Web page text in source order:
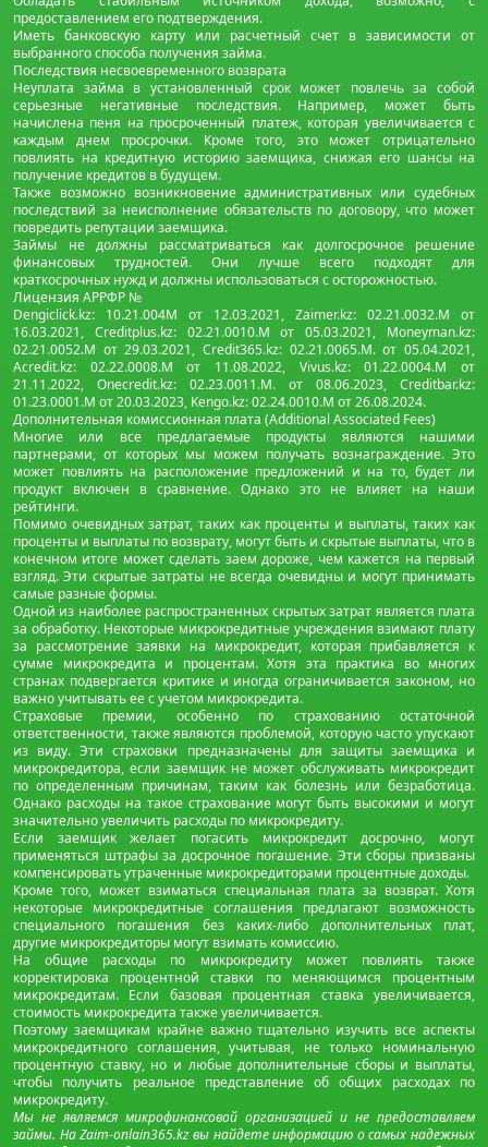
предоставлением его подтверждения.
Иметь банковскую карту или расчетный счет в зависимости от
выбранного способа получения займа.
Последствия несвоевременного возврата
Неуплата займа в установленный срок может повлечь за собой
серьезные негативные последствия. Например, может быть
начислена пеня на просроченный платеж, которая увеличивается с
каждым днем просрочки. Кроме того, это может отрицательно
повлиять на кредитную историю заемщика, снижая его шансы на
получение кредитов в будущем.
Также возможно возникновение административных или судебных
последствий за неисполнение обязательств по договору, что может
повредить репутации заемщика.
Займы не должны рассматриваться как долгосрочное решение
финансовых трудностей. Они лучше всего подходят для
краткосрочных нужд и должны использоваться с осторожностью.
Лицензия АРРФР №
Dengiclick.kz: 10.21.004М от 12.03.2021, Zaimer.kz: 02.21.0032.М от
16.03.2021, Creditplus.kz: 02.21.0010.M от 05.03.2021, Moneyman.kz:
02.21.0052.М от 29.03.2021, Credit365.kz: 02.21.0065.M. от 05.04.2021,
Acredit.kz: 02.22.0008.М от 11.08.2022, Vivus.kz: 01.22.0004.M от
21.11.2022, Onecredit.kz: 02.23.0011.M. от 08.06.2023, Creditbar.kz:
01.23.0001.M от 20.03.2023, Kengo.kz: 02.24.0010.М от 26.08.2024.
Дополнительная комиссионная плата (Additional Associated Fees)
Многие или все предлагаемые продукты являются нашими
партнерами, от которых мы можем получать вознаграждение. Это
может повлиять на расположение предложений и на то, будет ли
продукт включен в сравнение. Однако это не влияет на наши
рейтинги.
Помимо очевидных затрат, таких как проценты и выплаты, таких как
проценты и выплаты по возврату, могут быть и скрытые выплаты, что в
конечном итоге может сделать заем дороже, чем кажется на первый
взгляд. Эти скрытые затраты не всегда очевидны и могут принимать
самые разные формы.
Одной из наиболее распространенных скрытых затрат является плата
за обработку. Некоторые микрокредитные учреждения взимают плату
за рассмотрение заявки на микрокредит, которая прибавляется к
сумме микрокредита и процентам. Хотя эта практика во многих
странах подвергается критике и иногда ограничивается законом, но
важно учитывать ее с учетом микрокредита.
Страховые премии, особенно по страхованию остаточной
ответственности, также являются проблемой, которую часто упускают
из виду. Эти страховки предназначены для защиты заемщика и
микрокредитора, если заемщик не может обслуживать микрокредит
по определенным причинам, таким как болезнь или безработица.
Однако расходы на такое страхование могут быть высокими и могут
значительно увеличить расходы по микрокредиту.
Если заемщик желает погасить микрокредит досрочно, могут
применяться штрафы за досрочное погашение. Эти сборы призваны
компенсировать утраченные микрокредиторами процентные доходы.
Кроме того, может взиматься специальная плата за возврат. Хотя
некоторые микрокредитные соглашения предлагают возможность
специального погашения без каких-либо дополнительных плат,
другие микрокредиторы могут взимать комиссию.
На общие расходы по микрокредиту может повлиять также
корректировка процентной ставки по меняющимся процентным
микрокредитам. Если базовая процентная ставка увеличивается,
стоимость микрокредита также увеличивается.
Поэтому заемщикам крайне важно тщательно изучить все аспекты
микрокредитного соглашения, учитывая, не только номинальную
процентную ставку, но и любые дополнительные сборы и выплаты,
чтобы получить реальное представление об общих расходах по
микрокредиту.
Мы не являемся микрофинансовой организацией и не предоставляем
займы. На Zaim-onlain365.kz вы найдете информацию о самых надежных